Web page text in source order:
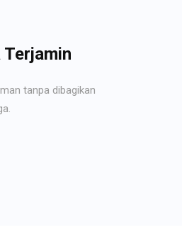
Terjamin
tanpa dibagikan